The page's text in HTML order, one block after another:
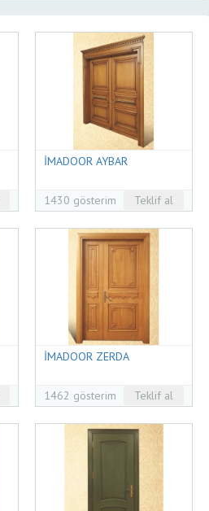
İMADOOR AYBAR
1430 gösterim Teklif al
İMADOOR ZERDA
1462 gösterim Teklif al